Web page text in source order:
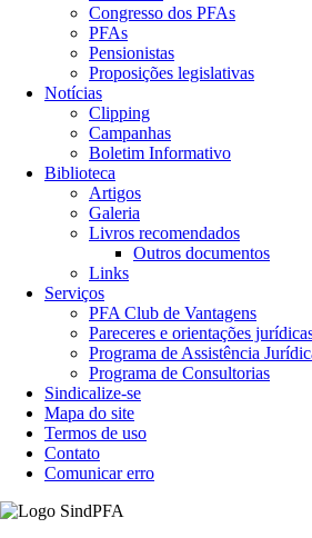
Congresso dos PFAs
PFAs
Pensionistas
Proposições legislativas
Notícias
Clipping
Campanhas
Boletim Informativo
Biblioteca
Artigos
Galeria
Livros recomendados
Outros documentos
Links
Serviços
PFA Club de Vantagens
Pareceres e orientações
Programa de Assistência
Programa de Consultorias
Sindicalize-se
Mapa do site
Termos de uso
Contato
Comunicar erro